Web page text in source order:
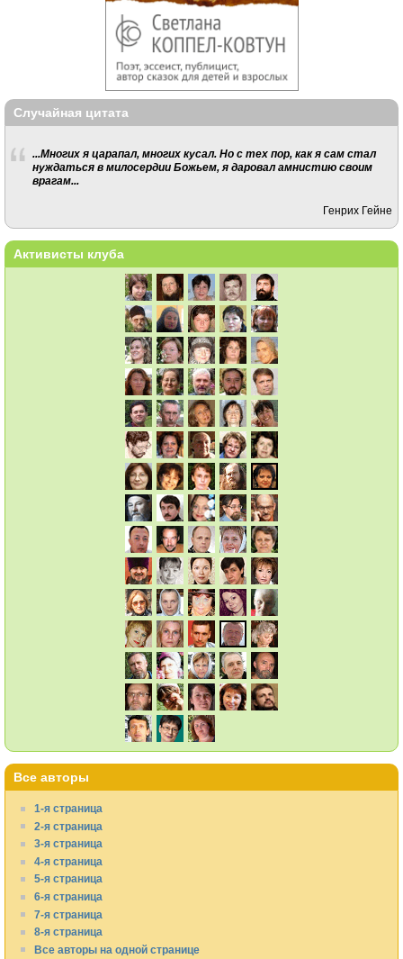
Случайная цитата
...Многих я царапал, многих кусал. Но с тех пор, как я сам стал
нуждаться в милосердии Божьем, я даровал амнистию своим
врагам...
Генрих Гейне
Активисты клуба
Все авторы
1-я страница
2-я страница
3-я страница
4-я страница
5-я страница
6-я страница
7-я страница
8-я страница
Все авторы на одной странице